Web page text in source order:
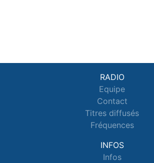
RADIO
Equipe
Contact
Titres diffusés
Fréquences
INFOS
Infos